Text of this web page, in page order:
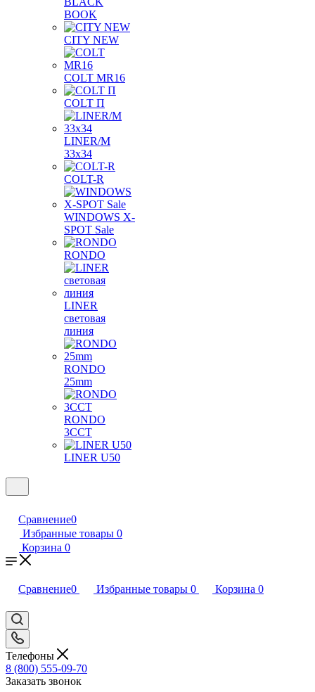
BOOK
CITY NEW
COLT MR16
COLT П
LINER/М
33х34
COLT-R
WINDOWS X-
SPOT Sale
RONDO
LINER
световая
линия
RONDO
25mm
RONDO
3CCT
LINER U50
Сравнение0
Избранные товары 0
Корзина 0
Сравнение0 Избранные товары 0 Корзина 0
Телефоны
8 (800) 555-09-70
Заказать звонок